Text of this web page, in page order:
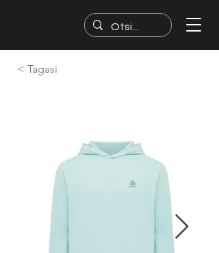
< Tagasi